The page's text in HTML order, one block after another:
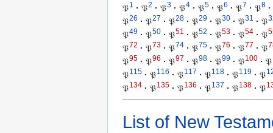
𝔓1 · 𝔓2 · 𝔓3 · 𝔓4 · 𝔓5 · 𝔓6 · 𝔓7 · 𝔓8 ·
𝔓26 · 𝔓27 · 𝔓28 · 𝔓29 · 𝔓30 · 𝔓31 · 𝔓
𝔓49 · 𝔓50 · 𝔓51 · 𝔓52 · 𝔓53 · 𝔓54 · 𝔓
𝔓72 · 𝔓73 · 𝔓74 · 𝔓75 · 𝔓76 · 𝔓77 · 𝔓
𝔓95 · 𝔓96 · 𝔓97 · 𝔓98 · 𝔓99 · 𝔓100 · 𝔓
𝔓115 · 𝔓116 · 𝔓117 · 𝔓118 · 𝔓119 · 𝔓
𝔓134 · 𝔓135 · 𝔓136 · 𝔓137 · 𝔓138 · 𝔓
List of New